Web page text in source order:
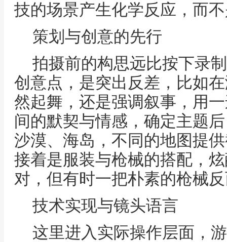
技的场景产生化学反应，而
策划与创意的先行
拍摄前的构思远比按下录
创意点，是突出反差，比如
然起舞，还是强调叙事，用
间的默契与情感，确定主题
沙漠、海岛，不同的地图提
接着是服装与枪械的搭配，
对，但有时一把朴素的枪械
技术实现与镜头语言
这里进入实际操作层面，